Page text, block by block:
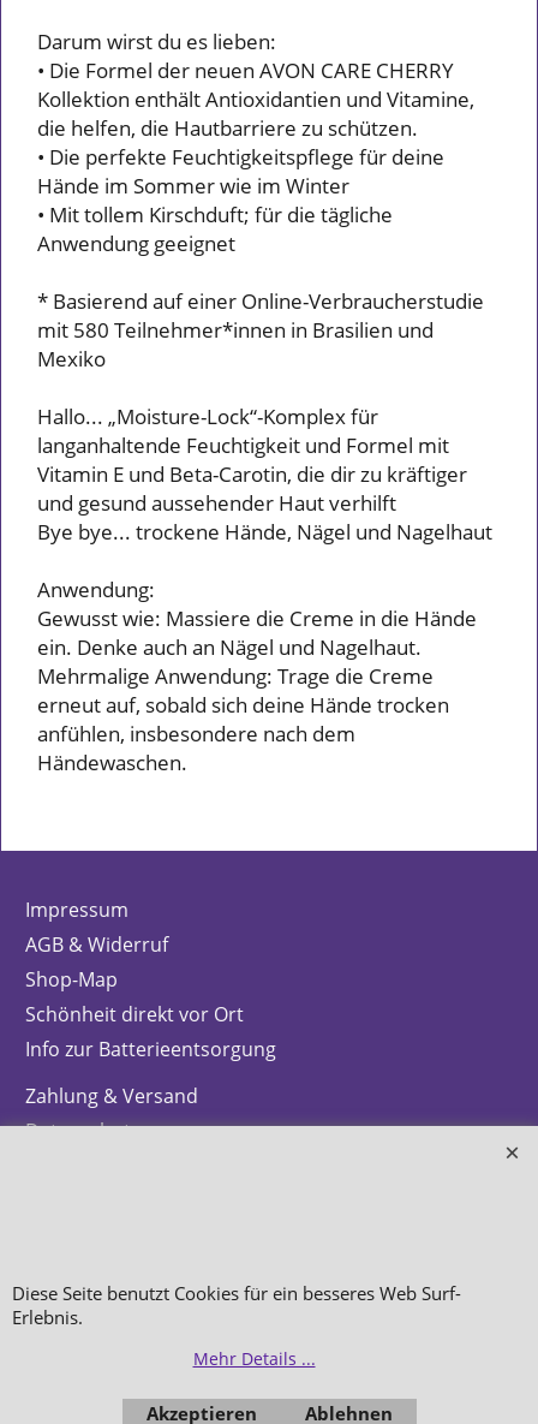
Darum wirst du es lieben:
• Die Formel der neuen AVON CARE CHERRY
Kollektion enthält Antioxidantien und Vitamine,
die helfen, die Hautbarriere zu schützen.
• Die perfekte Feuchtigkeitspflege für deine
Hände im Sommer wie im Winter
• Mit tollem Kirschduft; für die tägliche
Anwendung geeignet
* Basierend auf einer Online-Verbraucherstudie
mit 580 Teilnehmer*innen in Brasilien und
Mexiko
Hallo... „Moisture-Lock“-Komplex für
langanhaltende Feuchtigkeit und Formel mit
Vitamin E und Beta-Carotin, die dir zu kräftiger
und gesund aussehender Haut verhilft
Bye bye... trockene Hände, Nägel und Nagelhaut
Anwendung:
Gewusst wie: Massiere die Creme in die Hände
ein. Denke auch an Nägel und Nagelhaut.
Mehrmalige Anwendung: Trage die Creme
erneut auf, sobald sich deine Hände trocken
anfühlen, insbesondere nach dem
Händewaschen.
Impressum
AGB & Widerruf
Shop-Map
Schönheit direkt vor Ort
Info zur Batterieentsorgung
Zahlung & Versand
Datenschutz
Bestellung widerrufen
Diese Seite benutzt Cookies für ein besseres Web Surf-
Erlebnis.
Mehr Details ...
Akzeptieren Ablehnen